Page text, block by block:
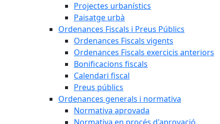
Projectes urbanístics
Paisatge urbà
Ordenances Fiscals i Preus Públics
Ordenances Fiscals vigents
Ordenances Fiscals exercicis anteriors
Bonificacions fiscals
Calendari fiscal
Preus públics
Ordenances generals i normativa
Normativa aprovada